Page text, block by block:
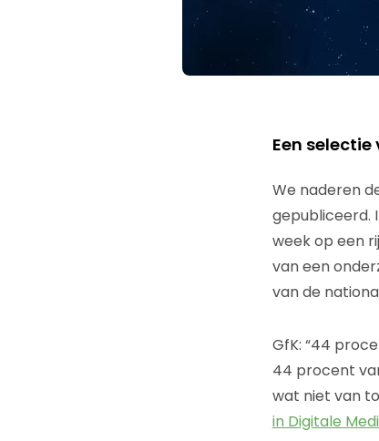
Een
We naderen
gepubliceerd.
week op een
van een
van de
GfK: “44
44 procent
wat niet van
in Digitale